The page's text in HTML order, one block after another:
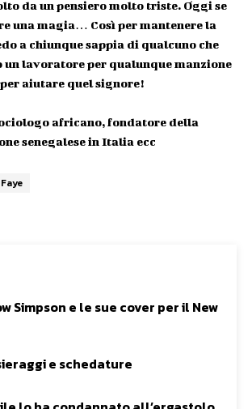
da un pensiero molto triste. Oggi se
una magia… Così per mantenere la
a chiunque sappia di qualcuno che
un lavoratore per qualunque manzione
aiutare quel signore!
africano, fondatore della
senegalese in Italia ecc
Simpson e le sue cover per il New
e schedature